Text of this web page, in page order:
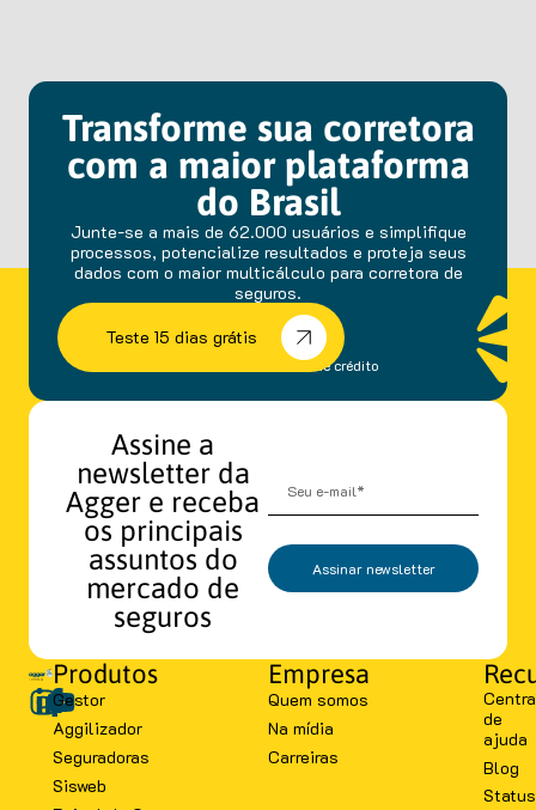
Transforme sua corretora
com a maior plataforma
do Brasil
Junte-se a mais de 62.000 usuários e simplifique
processos, potencialize resultados e proteja seus
dados com o maior multicálculo para corretora de
seguros.
Teste 15 dias grátis
sem fidelidade e cartão de crédito
Assine a
newsletter da
Agger e receba
os principais
assuntos do
mercado de
seguros
Assinar newsletter
Produtos
Gestor
Aggilizador
Seguradoras
Sisweb
Empresa
Quem somos
Na mídia
Carreiras
de
ajuda
Blog
Status